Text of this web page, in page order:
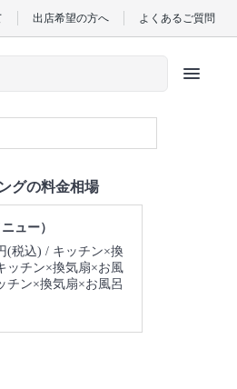
出店希望の方へ よくあるご質問
menu
グの料金相場
ュー）
(税込)
キッチン×換
ッチン×換気扇×お風
チン×換気扇×お風呂
円(税込)